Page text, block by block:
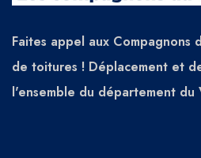
Faites appel aux Compagnons
de toitures ! Déplacement et
l'ensemble du département du